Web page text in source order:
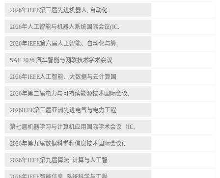
2026年IEEE第三届先进机器人, 自动化.
2026年人工智能与机器人系统国际会议(IC.
2026年IEEE第六届人工智能、自动化与算.
SAE 2026 汽车智能与网联技术学术会议.
2026年IEEE人工智能、大数据与云计算国.
2026年第二届电力与可持续能源技术国际会议.
2026IEEE第三届亚洲先进电气与电力工程.
第七届机器学习与计算机应用国际学术会议（IC.
2026年第九届数据科学和信息技术国际会议(.
2026年IEEE第九届算法, 计算与人工智.